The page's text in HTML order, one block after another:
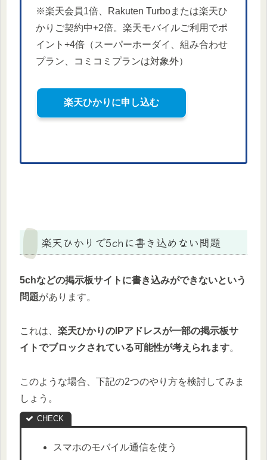
※楽天会員1倍、Rakuten Turboまたは楽天ひ
かりご契約中+2倍。楽天モバイルご利用でポ
イント+4倍（スーパーホーダイ、組み合わせ
プラン、コミコミプランは対象外）
楽天ひかりに申し込む
楽天ひかりで5chに書き込めない問題
5chなどの掲示板サイトに書き込みができないという
問題があります。
これは、 楽天ひかりのIPアドレスが一部の掲示板サ
イトでブロックされている可能性が考えられます。
このような場合、下記の2つのやり方を検討してみま
しょう。
スマホのモバイル通信を使う